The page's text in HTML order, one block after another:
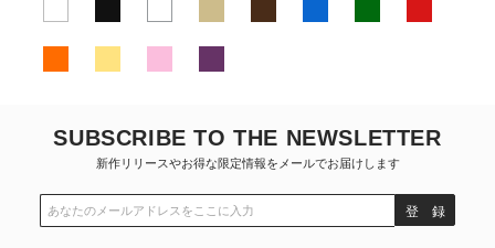
SUBSCRIBE TO THE NEWSLETTER
新作リリースやお得な限定情報をメールでお届けします
登 録